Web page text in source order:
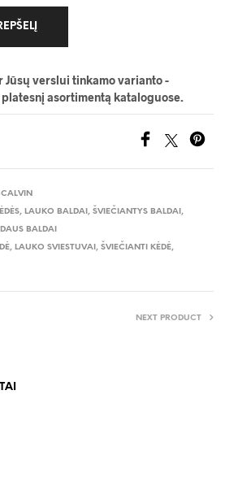
Jūsų verslui tinkamo varianto -
platesnį asortimentą kataloguose.
, LAUKO BALDAI , ŠVIEČIANTYS BALDAI ,
BALDAI
, LAUKO SVIESTUVAI , ŠVIEČIANTI KĖDĖ,
NEXT PRODUCT